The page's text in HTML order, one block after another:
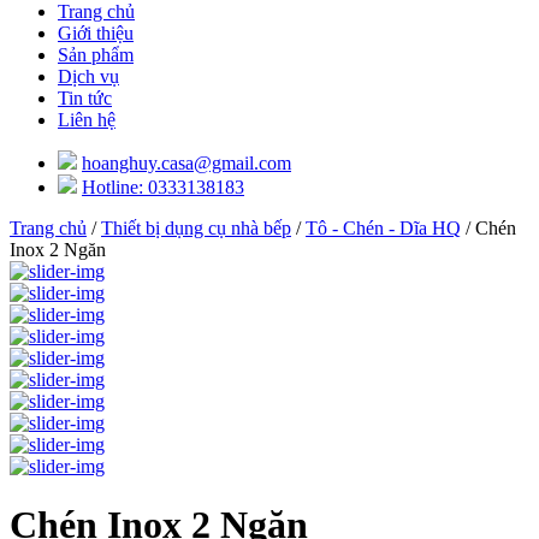
Trang chủ
Giới thiệu
Sản phẩm
Dịch vụ
Tin tức
Liên hệ
hoanghuy.casa@gmail.com
Hotline: 0333138183
Trang chủ /Thiết bị dụng cụ nhà bếp /Tô - Chén - Dĩa HQ / Chén
Inox 2 Ngăn
Chén Inox 2 Ngăn